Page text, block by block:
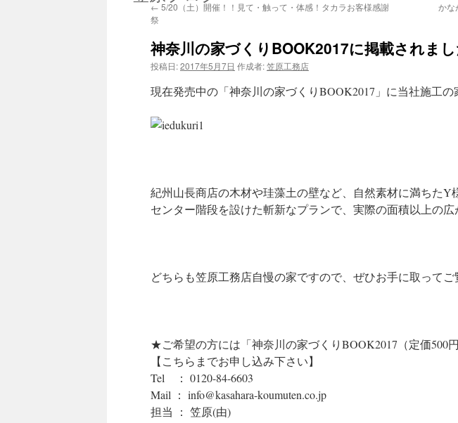
←5/20（土）開催！！見て・触って・体感！タカラお客様感謝
祭
かな
神奈川の家づくりBOOK2017に掲載されま
投稿日:2017年5月7日 作成者:笠原工務店
現在発売中の「神奈川の家づくりBOOK2017」に当社施工の
紀州山長商店の木材や珪藻土の壁など、自然素材に満ちたY
センター階段を設けた斬新なプランで、実際の面積以上の広
どちらも笠原工務店自慢の家ですので、ぜひお手に取ってご
★ご希望の方には「神奈川の家づくりBOOK2017（定価500
【こちらまでお申し込み下さい】
Tel ： 0120-84-6603
Mail ： info@kasahara-koumuten.co.jp
担当 ： 笠原(由)